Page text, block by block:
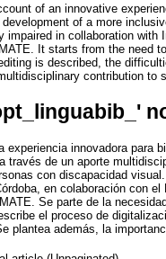
of an innovative
of a more
impaired in collaboration
It starts from the need
is described, the
contribution to
experiencia innovadora para
través de un aporte
con discapacidad
en colaboración con
Se parte de la
el proceso de
plantea además, la